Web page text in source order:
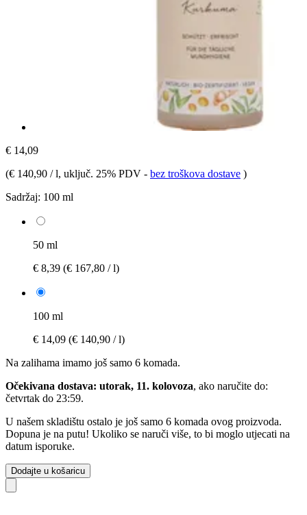
€ 14,09
(€ 140,90 / l, uključ. 25% PDV - bez troškova dostave )
Sadržaj: 100 ml
50 ml
€ 8,39 (€ 167,80 / l)
100 ml
€ 14,09 (€ 140,90 / l)
Na zalihama imamo još samo 6 komada.
Očekivana dostava: utorak, 11. kolovoza, ako naručite do:
četvrtak do 23:59.
U našem skladištu ostalo je još samo 6 komada ovog proizvoda.
Dopuna je na putu! Ukoliko se naruči više, to bi moglo utjecati na
datum isporuke.
Dodajte u košaricu